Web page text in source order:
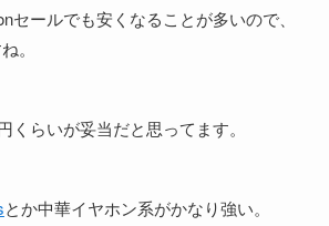
セールでも安くなることが多いので、
。
くらいが妥当だと思ってます。
とか中華イヤホン系がかなり強い。